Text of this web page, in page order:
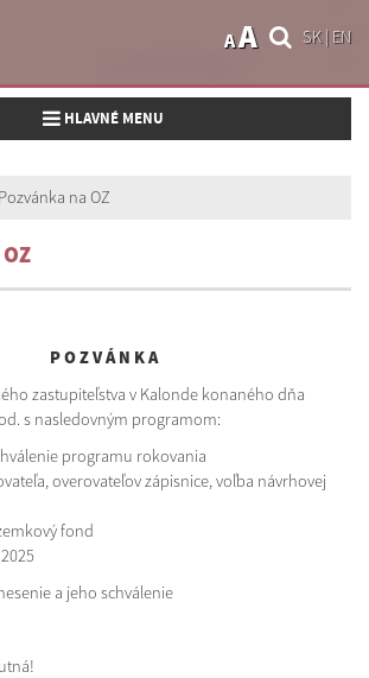
SK| EN
AA
Toggle navigation
HLAVNÉ MENU
Pozvánka na OZ
P O Z V Á N K A
zastupiteľstva v Kalonde konaného dňa
s nasledovným programom:
programu rokovania
overovateľov zápisnice, voľba návrhovej
fond
a jeho schválenie